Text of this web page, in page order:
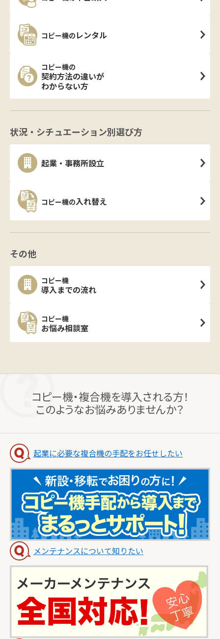
コピー機の レンタル
コピー機の
契約方法の違いが
わからない方
状況・シチュエーション別選び方
起業・事務所設立
コピー機の入れ替え
その他
コピー機
導入までの流れ
コピー機
お悩み相談室
コピー機・複合機を導入される方！
このようなお悩みありませんか？
起業に必要な複合機の手配をお任せしたい
メンテナンスについて知りたい